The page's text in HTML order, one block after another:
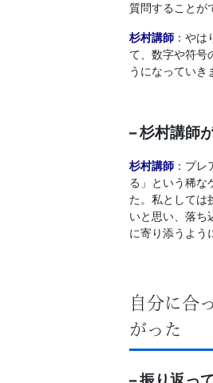
質問することが
杉村講師 ：や
て、数字や符号
うになっていき
–杉村講師
杉村講師 ：プ
る」という稀な
た。私としては
いと思い、落ち
に寄り添うよう
自分に合
がった